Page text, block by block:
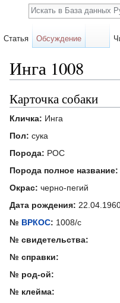
Инга 1008
Карточка собаки
Кличка: Инга
Пол: сука
Порода: РОС
Порода полное название:
Окрас: черно-пегий
Дата рождения:
№ ВРКОС: 1008/с
№ свидетельства:
№ справки:
№ род-ой:
№ клейма:
Статья Обсуждение
Поиск